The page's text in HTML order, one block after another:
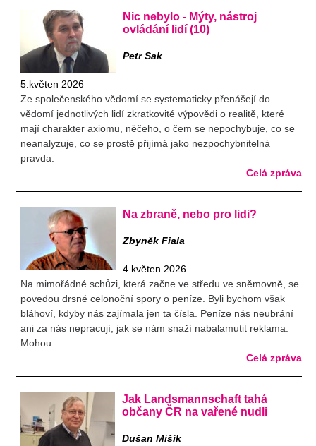
Nic nebylo - Mýty, nástroj
ovládání lidí (10)
Petr Sak
5.květen 2026
Ze společenského vědomí se systematicky přenášejí do
vědomí jednotlivých lidí zkratkovité výpovědi o realitě, které
mají charakter axiomu, něčeho, o čem se nepochybuje, co se
neanalyzuje, co se prostě přijímá jako nezpochybnitelná
pravda.
Celá zpráva
Na zbraně, nebo pro lidi?
Zbyněk Fiala
4.květen 2026
Na mimořádné schůzi, která začne ve středu ve sněmovně, se
povedou drsné celonoční spory o peníze. Byli bychom však
bláhoví, kdyby nás zajímala jen ta čísla. Peníze nás neubrání
ani za nás nepracují, jak se nám snaží nabalamutit reklama.
Mohou...
Celá zpráva
Jak Landsmannschaft tahá
občany ČR na vařené nudli
Dušan Mišík